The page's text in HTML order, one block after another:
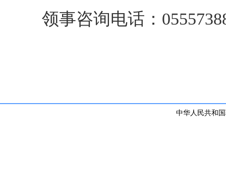
领事咨询电话：
中华人民共和